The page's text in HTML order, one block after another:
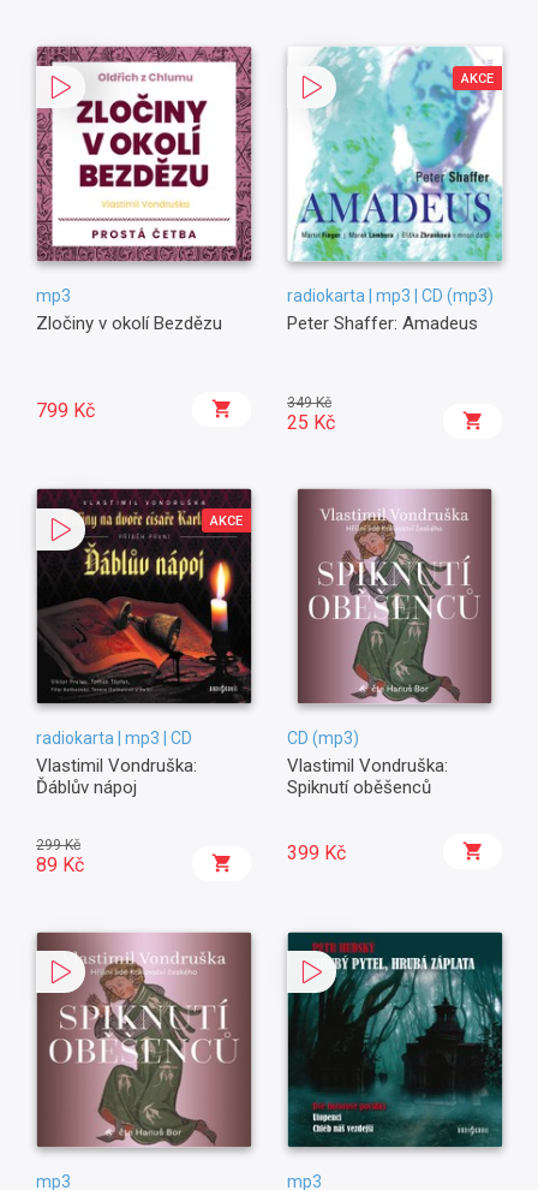
mp3
Zločiny v okolí Bezdězu
799 Kč
AKCE
radiokarta | mp3 | CD (mp3)
Peter Shaffer: Amadeus
349 Kč
25 Kč
AKCE
radiokarta | mp3 | CD
Vlastimil Vondruška:
Ďáblův nápoj
299 Kč
89 Kč
CD (mp3)
Vlastimil Vondruška:
Spiknutí oběšenců
399 Kč
mp3 mp3